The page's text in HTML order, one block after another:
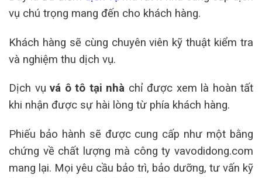
vụ chú trọng mang đến cho khách hàng.
Khách hàng sẽ cùng chuyên viên kỹ thuật kiểm tra
và nghiệm thu dịch vụ.
Dịch vụ vá ô tô tại nhà chỉ được xem là hoàn tất
khi nhận được sự hài lòng từ phía khách hàng.
Phiếu bảo hành sẽ được cung cấp như một bằng
chứng về chất lượng mà công ty vavodidong.com
mang lại. Mọi yêu cầu bảo trì, bảo dưỡng, tư vấn kỹ